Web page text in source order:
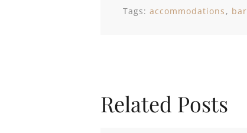
Tags: accommodations bar
Related Posts